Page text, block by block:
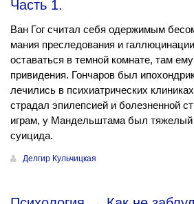
Часть 1.
Ван Гог считал себя одержимым
мания преследования и
оставаться в темной комнате, там
привидения. Гончаров был
лечились в психиатрических
страдал эпилепсией и болезненной
играм, у Мандельштама был тяжелый
суицида.
Делгир Кульчицкая